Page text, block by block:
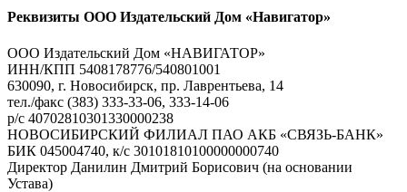
Реквизиты ООО Издательский Дом «Навигатор»
ООО Издательский Дом «НАВИГАТОР»
ИНН/КПП 5408178776/540801001
630090, г. Новосибирск, пр. Лаврентьева, 14
тел./факс (383) 333-33-06, 333-14-06
р/с 40702810301330000238
НОВОСИБИРСКИЙ ФИЛИАЛ ПАО АКБ «СВЯЗЬ-БАНК»
БИК 045004740, к/с 30101810100000000740
Директор Данилин Дмитрий Борисович (на основании
Устава)